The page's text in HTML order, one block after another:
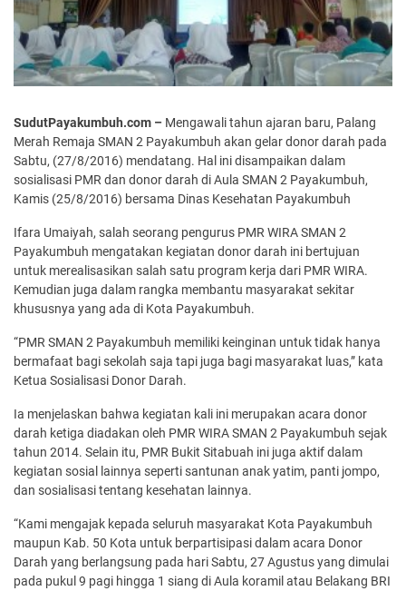
SudutPayakumbuh.com – Mengawali tahun ajaran baru, Palang
Merah Remaja SMAN 2 Payakumbuh akan gelar donor darah pada
Sabtu, (27/8/2016) mendatang. Hal ini disampaikan dalam
sosialisasi PMR dan donor darah di Aula SMAN 2 Payakumbuh,
Kamis (25/8/2016) bersama Dinas Kesehatan Payakumbuh
Ifara Umaiyah, salah seorang pengurus PMR WIRA SMAN 2
Payakumbuh mengatakan kegiatan donor darah ini bertujuan
untuk merealisasikan salah satu program kerja dari PMR WIRA.
Kemudian juga dalam rangka membantu masyarakat sekitar
khususnya yang ada di Kota Payakumbuh.
“PMR SMAN 2 Payakumbuh memiliki keinginan untuk tidak hanya
bermafaat bagi sekolah saja tapi juga bagi masyarakat luas,” kata
Ketua Sosialisasi Donor Darah.
Ia menjelaskan bahwa kegiatan kali ini merupakan acara donor
darah ketiga diadakan oleh PMR WIRA SMAN 2 Payakumbuh sejak
tahun 2014. Selain itu, PMR Bukit Sitabuah ini juga aktif dalam
kegiatan sosial lainnya seperti santunan anak yatim, panti jompo,
dan sosialisasi tentang kesehatan lainnya.
“Kami mengajak kepada seluruh masyarakat Kota Payakumbuh
maupun Kab. 50 Kota untuk berpartisipasi dalam acara Donor
Darah yang berlangsung pada hari Sabtu, 27 Agustus yang dimulai
pada pukul 9 pagi hingga 1 siang di Aula koramil atau Belakang BRI